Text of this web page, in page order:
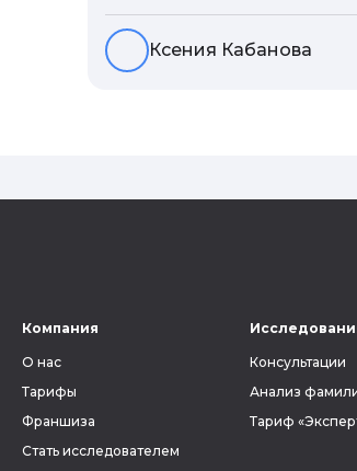
неблагозвучной или,
«дворянской» фамилией, и
секреты она может
Ксения Кабанова
Компания
О нас
Тарифы
Франшиза
Стать исследователем
Консультации
Анализ
Тариф